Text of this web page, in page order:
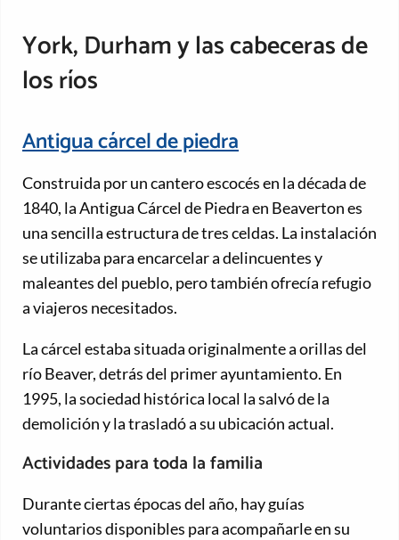
York, Durham y las cabeceras de
los ríos
Antigua cárcel de piedra
Construida por un cantero escocés en la década de
1840, la Antigua Cárcel de Piedra en Beaverton es
una sencilla estructura de tres celdas. La instalación
se utilizaba para encarcelar a delincuentes y
maleantes del pueblo, pero también ofrecía refugio
a viajeros necesitados.
La cárcel estaba situada originalmente a orillas del
río Beaver, detrás del primer ayuntamiento. En
1995, la sociedad histórica local la salvó de la
demolición y la trasladó a su ubicación actual.
Actividades para toda la familia
Durante ciertas épocas del año, hay guías
voluntarios disponibles para acompañarle en su